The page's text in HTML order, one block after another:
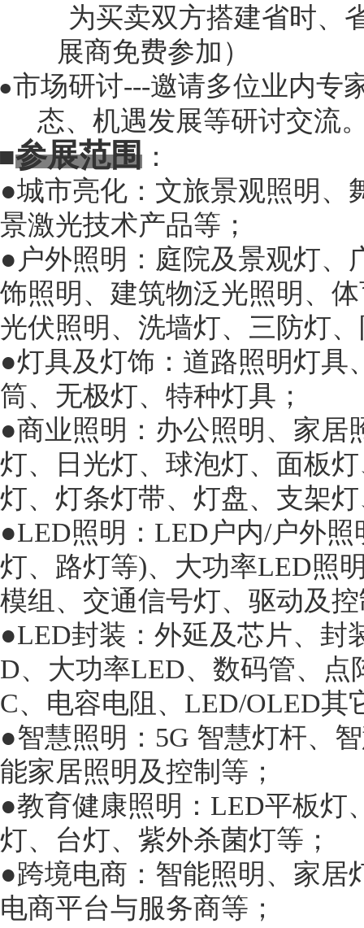
为买卖双方搭建省时、
展商免费参加）
市场研讨---邀请多位业内专
态、机遇发展等研讨交流
参展范围 ：
●城市亮化：文旅景观照明、
景激光技术产品等；
●户外照明：庭院及景观灯、
饰照明、建筑物泛光照明、
光伏照明、洗墙灯、三防灯
●灯具及灯饰：道路照明灯具
筒、无极灯、特种灯具；
●商业照明：办公照明、家居
灯、日光灯、球泡灯、面板
灯、灯条灯带、灯盘、支架
●LED照明：LED户内/户外
灯、路灯等)、大功率LED照
模组、交通信号灯、驱动及
●LED封装：外延及芯片、封
D、大功率LED、数码管、
C、电容电阻、LED/OLED其
●智慧照明：5G 智慧灯杆、
能家居照明及控制等；
●教育健康照明：LED平板灯
灯、台灯、紫外杀菌灯等；
●跨境电商：智能照明、家居
电商平台与服务商等；